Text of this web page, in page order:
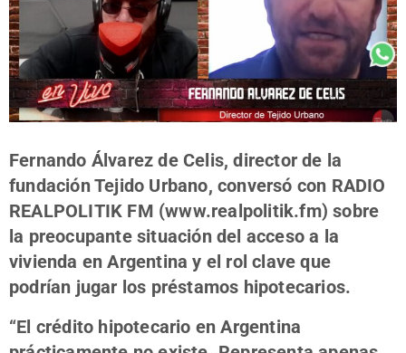
Fernando Álvarez de Celis, director de la
fundación Tejido Urbano, conversó con RADIO
REALPOLITIK FM (www.realpolitik.fm) sobre
la preocupante situación del acceso a la
vivienda en Argentina y el rol clave que
podrían jugar los préstamos hipotecarios.
“El crédito hipotecario en Argentina